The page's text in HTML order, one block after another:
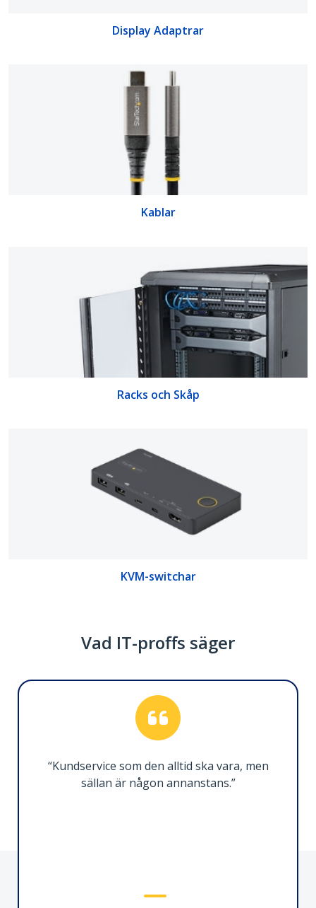
Display Adaptrar
Kablar
Racks och Skåp
KVM-switchar
3ft (1m) Certified Thunderbolt 5 Cable
Möjliggör ultrahögpresterande anslutning
Effektiviserad RS-232-anslutning för hantering
Vad IT-proffs säger
“Kundservice som den alltid ska vara, men
sällan är någon annanstans.”